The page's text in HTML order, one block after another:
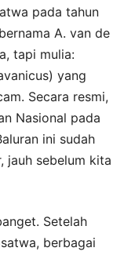
pada tahun
A. van de
tapi mulia:
yang
Secara resmi,
Nasional pada
ini sudah
jauh sebelum kita
Setelah
berbagai